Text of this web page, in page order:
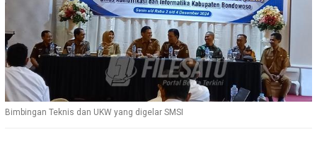
Bimbingan Teknis dan UKW yang digelar SMSI